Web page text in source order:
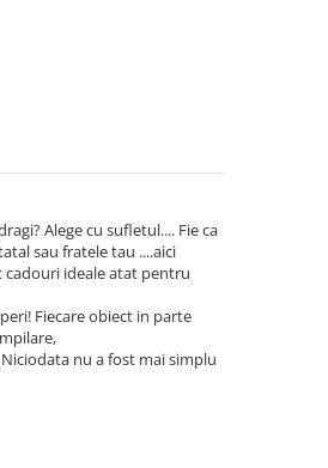
Alege cu sufletul.... Fie ca
sau fratele tau ....aici
cadouri ideale atat pentru
Fiecare obiect in parte
nu a fost mai simplu